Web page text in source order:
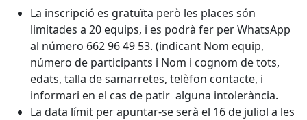
La inscripció es gratuïta però les places són
limitades a 20 equips, i es podrà fer per WhatsApp
al número 662 96 49 53. (indicant Nom equip,
número de participants i Nom i cognom de tots,
edats, talla de samarretes, telèfon contacte, i
informari en el cas de patir alguna intolerància.
La data límit per apuntar-se serà el 16 de juliol a les